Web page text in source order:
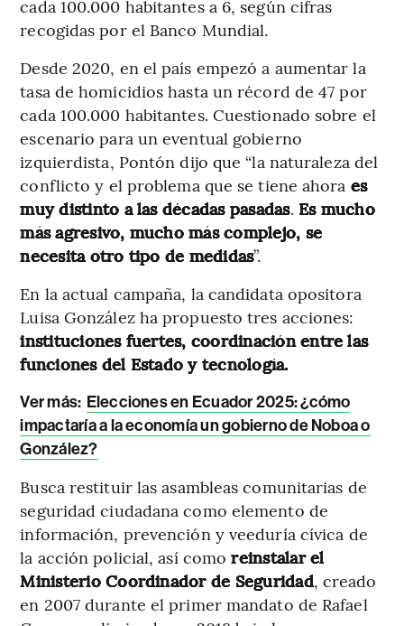
cada 100.000 habitantes a 6, según cifras
recogidas por el Banco Mundial.
Desde 2020, en el país empezó a aumentar la
tasa de homicidios hasta un récord de 47 por
cada 100.000 habitantes. Cuestionado sobre el
escenario para un eventual gobierno
izquierdista, Pontón dijo que “la naturaleza del
conflicto y el problema que se tiene ahora es
muy distinto a las décadas pasadas.Es mucho
más agresivo, mucho más complejo, se
necesita otro tipo de medidas”.
En la actual campaña, la candidata opositora
Luisa González ha propuesto tres acciones:
instituciones fuertes, coordinación entre las
funciones del Estado y tecnología.
Ver más: Elecciones en Ecuador 2025: ¿cómo
impactaría a la economía un gobierno de Noboa o
González?
Busca restituir las asambleas comunitarias de
seguridad ciudadana como elemento de
información, prevención y veeduría cívica de
la acción policial, así como reinstalar el
Ministerio Coordinador de Seguridad, creado
en 2007 durante el primer mandato de Rafael